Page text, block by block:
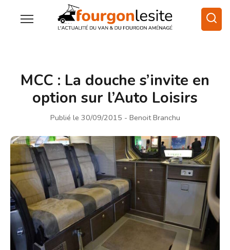
MCC : La douche s’invite en
option sur l’Auto Loisirs
Publié le 30/09/2015 - Benoit Branchu